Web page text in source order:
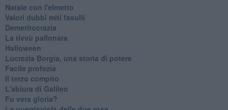
Natale con l'elmetto
Valori dubbi miti fasulli
Demeritocrazia
La tivvù pallonara
Halloween
​Lucrezia Borgia, una storia di potere
Facile profezia
Il terzo compito
L'abiura di Galileo
Fu vera gloria?